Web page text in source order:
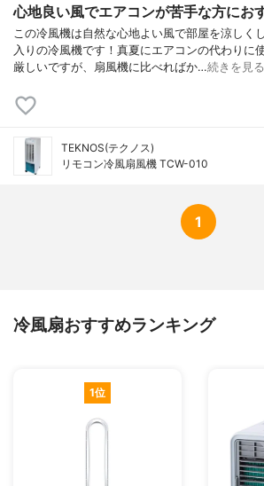
心地良い風でエアコンが苦手な方にお
この冷風機は自然な心地よい風で部屋を涼しく
入りの冷風機です！真夏にエアコンの代わりに
厳しいですが、扇風機に比べればか…続きを見る
TEKNOS(テクノス)
リモコン冷風扇風機 TCW-010
1
冷風扇おすすめランキング
1位